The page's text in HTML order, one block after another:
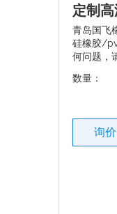
定制
青岛国飞
硅橡胶/
何问题，
数量：
询价